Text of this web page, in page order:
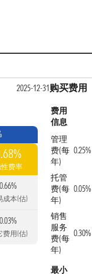
2025-12-31
费率
0.66%
成本(估)
0.03%
费用(估)
购买费用
费用
信息
管理
费(每
年)
0.25%
托管
费(每
年)
0.05%
销售
服务
费(每
年)
0.30%
最小